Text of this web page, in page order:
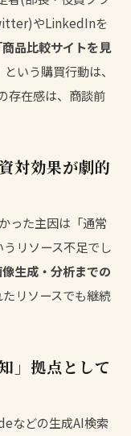
やLinkedInを
商品比較サイトを見
という購買行動は、
存在感は、商談前
対効果が劇的
った主因は「通常
リソース不足でし
生成・分析までの
リソースでも継続
」拠点として
などの生成AI検索